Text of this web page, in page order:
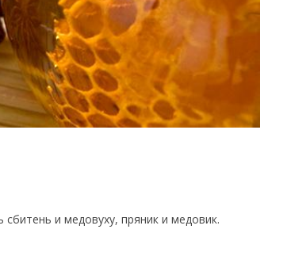
и медовуху, пряник и медовик.